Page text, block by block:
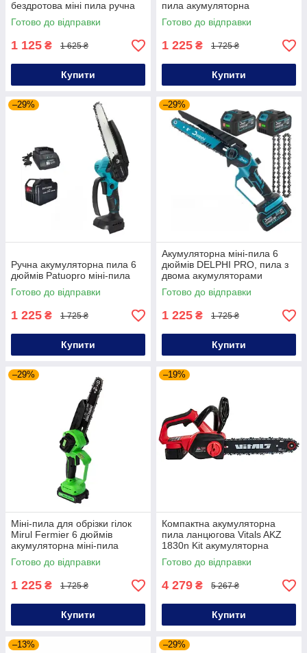
бездротова міні пила ручна
міні пила на акумуляторі
Готово до відправки
1 125 ₴ 1 625 ₴
Купити
пила акумуляторна
Готово до відправки
1 225 ₴ 1 725 ₴
Купити
–29%
Ручна акумуляторна пила 6
дюймів Patuopro міні-пила
Готово до відправки
1 225 ₴ 1 725 ₴
Купити
–29%
Акумуляторна міні-пила 6
дюймів DELPHI PRO, пила з
двома акумуляторами
Готово до відправки
1 225 ₴ 1 725 ₴
Купити
–29%
Міні-пила для обрізки гілок
Mirul Fermier 6 дюймів
акумуляторна міні-пила
Готово до відправки
1 225 ₴ 1 725 ₴
Купити
–19%
Компактна акумуляторна
пила ланцюгова Vitals AKZ
1830n Kit акумуляторна
бездротова пила з АКБ і ЗУ
Готово до відправки
4 279 ₴ 5 267 ₴
Купити
–13% –29%